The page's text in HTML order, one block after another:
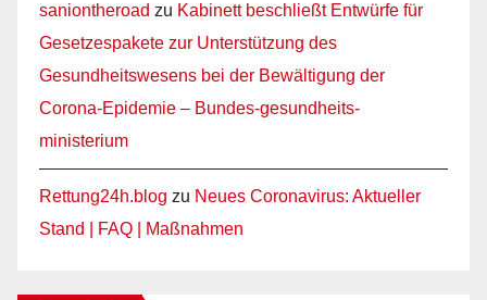
saniontheroad zu Kabinett beschließt Entwürfe für
Gesetzespakete zur Unterstützung des
Gesundheitswesens bei der Bewältigung der
Corona-Epidemie – Bundes-gesundheits-
ministerium
Rettung24h.blog zu Neues Coronavirus: Aktueller
Stand | FAQ | Maßnahmen